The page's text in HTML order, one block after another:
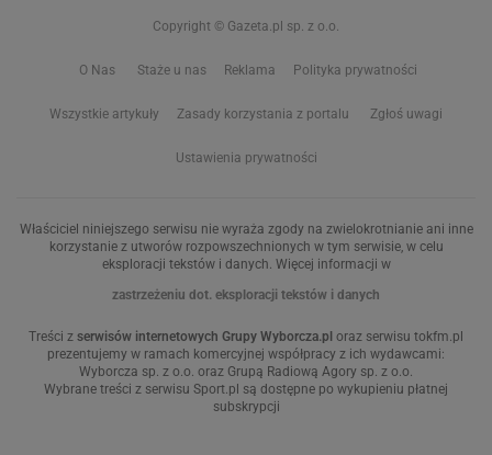
Copyright © Gazeta.pl sp. z o.o.
O Nas Staże u nas Reklama Polityka prywatności
Wszystkie artykuły Zasady korzystania z portalu Zgłoś uwagi
Ustawienia prywatności
Właściciel niniejszego serwisu nie wyraża zgody na zwielokrotnianie ani inne
korzystanie z utworów rozpowszechnionych w tym serwisie, w celu
eksploracji tekstów i danych. Więcej informacji w
zastrzeżeniu dot. eksploracji tekstów i danych
Treści z serwisów internetowych Grupy Wyborcza.pl oraz serwisu tokfm.pl
prezentujemy w ramach komercyjnej współpracy z ich wydawcami:
Wyborcza sp. z o.o. oraz Grupą Radiową Agory sp. z o.o.
Wybrane treści z serwisu Sport.pl są dostępne po wykupieniu płatnej
subskrypcji